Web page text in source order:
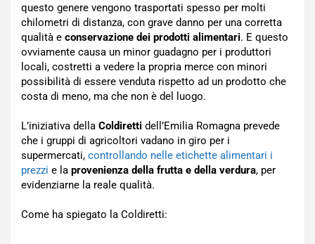
questo genere vengono trasportati spesso per molti
chilometri di distanza, con grave danno per una corretta
qualità e conservazione dei prodotti alimentari. E questo
ovviamente causa un minor guadagno per i produttori
locali, costretti a vedere la propria merce con minori
possibilità di essere venduta rispetto ad un prodotto che
costa di meno, ma che non è del luogo.
L’iniziativa della Coldiretti dell’Emilia Romagna prevede
che i gruppi di agricoltori vadano in giro per i
supermercati, controllando nelle etichette alimentari i
prezzi e la provenienza della frutta e della verdura, per
evidenziarne la reale qualità.
Come ha spiegato la Coldiretti: